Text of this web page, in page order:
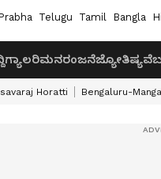
Telugu Tamil Bangla
ಗ್ಯಾಲರಿಮನರಂಜನೆಜ್ಯೋತಿಷ್ಯ
Horatti Bengaluru-